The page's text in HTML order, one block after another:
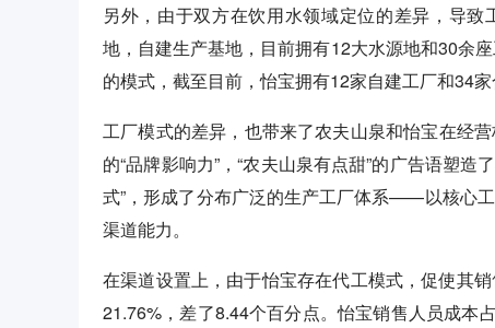
另外，由于双方在饮用水领域定位的差异，导
地，自建生产基地，目前拥有12大水源地和30余
的模式，截至目前，怡宝拥有12家自建工厂和34家
工厂模式的差异，也带来了农夫山泉和怡宝在经
的“品牌影响力”，“农夫山泉有点甜”的广告语塑
式”，形成了分布广泛的生产工厂体系——以核心
渠道能力。
在渠道设置上，由于怡宝存在代工模式，促使其
21.76%，差了8.44个百分点。怡宝销售人员成本